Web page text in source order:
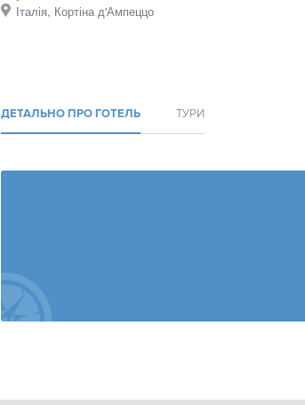
Італія, Кортіна д'Ампеццо
ДЕТАЛЬНО ПРО ГОТЕЛЬ ТУРИ